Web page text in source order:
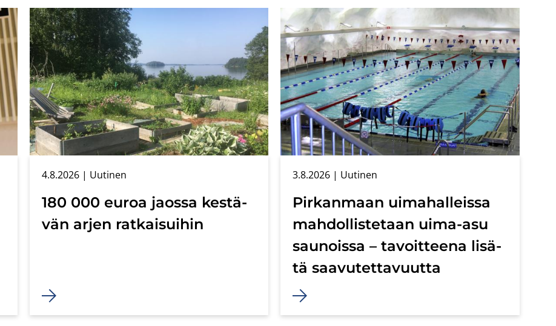
180 000 euroa jaos­sa kes­tä­
vän arjen rat­kai­sui­hin
4.8.2026| Uu­ti­nen
Pir­kan­maan ui­ma­hal­leis­sa
mah­dol­lis­te­taan uima-​asu
sau­nois­sa – ta­voit­tee­na li­sä­
tä saa­vu­tet­ta­vuut­ta
3.8.2026 | Uu­ti­nen